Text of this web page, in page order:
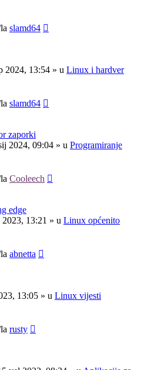
slamd64
2024, 13:54 » u Linux i hardver
slamd64
zaporki
2024, 09:04 » u Programiranje
Cooleech
edge
13:21 » u Linux općenito
abnetta
13:05 » u Linux vijesti
rusty